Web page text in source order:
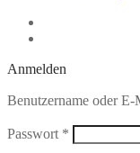
Anmelden
Benutzername oder
Passwort * Erforderlich